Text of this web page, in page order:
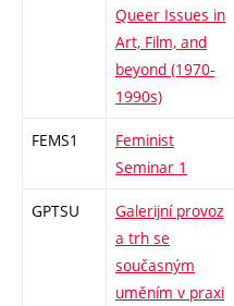
Queer Issues in
Art, Film, and
beyond (1970-
1990s)
FEMS1
Feminist
Seminar 1
GPTSU
Galerijní provoz
a trh se
současným
uměním v praxi